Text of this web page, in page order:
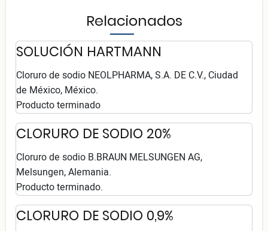
Relacionados
SOLUCIÓN HARTMANN
Cloruro de sodio NEOLPHARMA, S.A. DE C.V., Ciudad
de México, México.
Producto terminado
CLORURO DE SODIO 20%
Cloruro de sodio B.BRAUN MELSUNGEN AG,
Melsungen, Alemania.
Producto terminado.
CLORURO DE SODIO 0,9%